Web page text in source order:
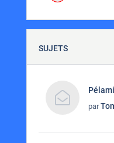
SUJETS
par